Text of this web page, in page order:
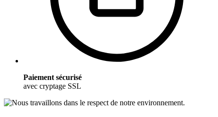
Paiement sécurisé
avec cryptage SSL